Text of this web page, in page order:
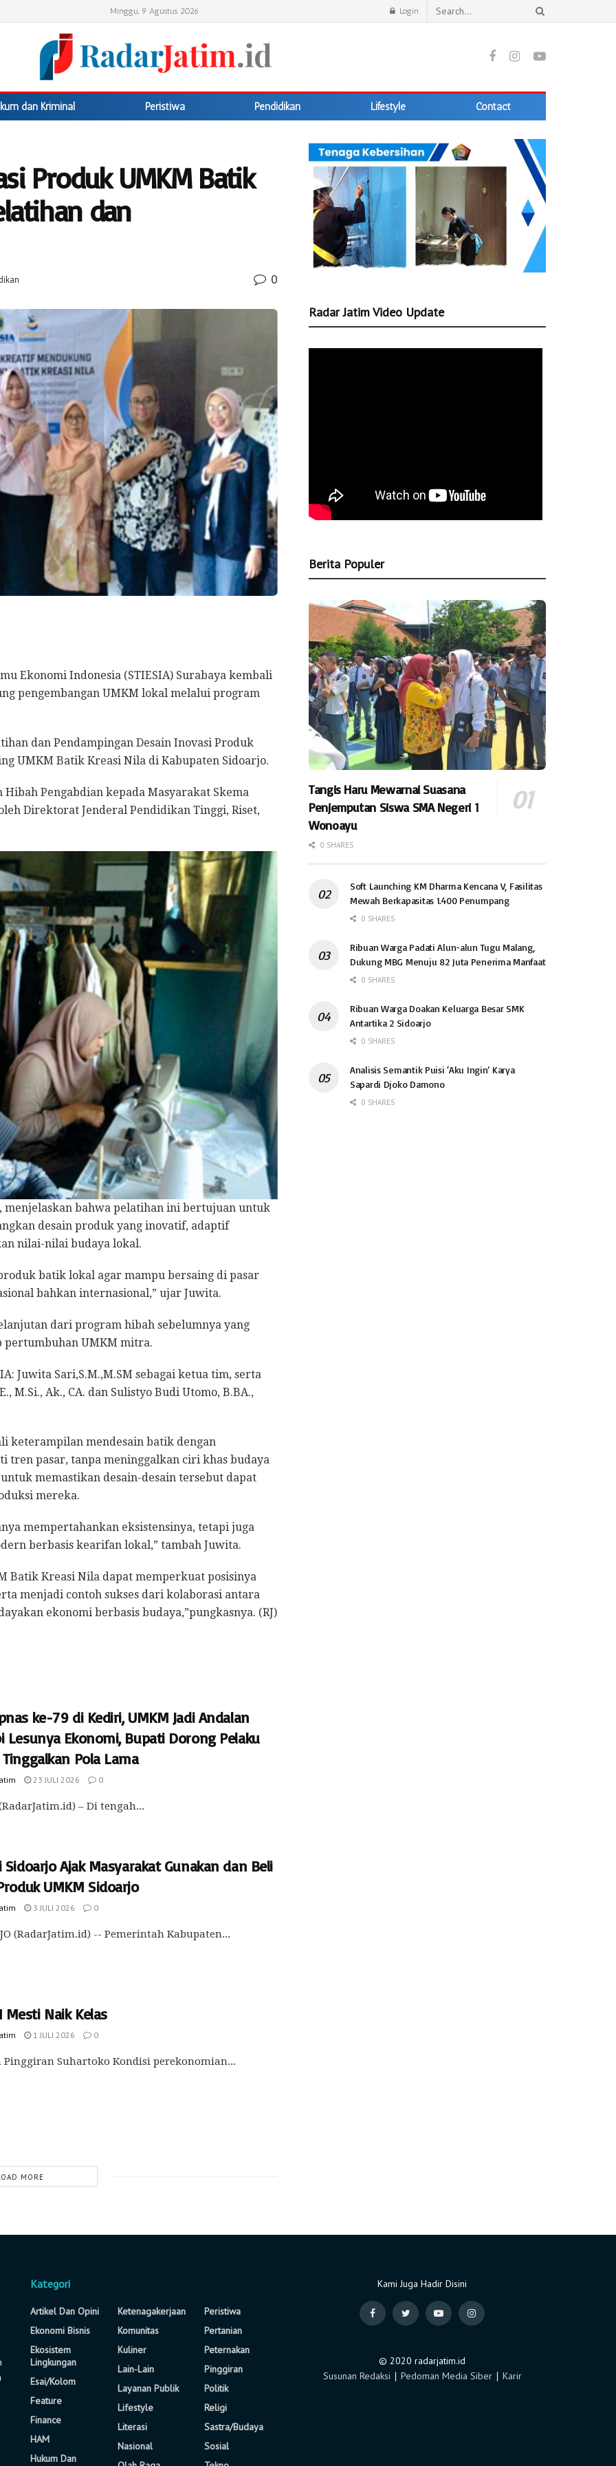
Minggu, 9 Agustus 2026 Login
dan Kriminal Peristiwa Pendidikan Lifestyle Contact
Produk UMKM Batik
dan
0
Ekonomi Indonesia (STIESIA) Surabaya kembali
pengembangan UMKM lokal melalui program
dan Pendampingan Desain Inovasi Produk
UMKM Batik Kreasi Nila di Kabupaten Sidoarjo.
Pengabdian kepada Masyarakat Skema
Direktorat Jenderal Pendidikan Tinggi, Riset,
menjelaskan bahwa pelatihan ini bertujuan untuk
desain produk yang inovatif, adaptif
nilai-nilai budaya lokal.
batik lokal agar mampu bersaing di pasar
bahkan internasional,” ujar Juwita.
dari program hibah sebelumnya yang
UMKM mitra.
Juwita Sari,S.M.,M.SM sebagai ketua tim, serta
M.Si., Ak., CA. dan Sulistyo Budi Utomo, B.BA.,
keterampilan mendesain batik dengan
tren pasar, tanpa meninggalkan ciri khas budaya
memastikan desain-desain tersebut dapat
mereka.
mempertahankan eksistensinya, tetapi juga
berbasis kearifan lokal,” tambah Juwita.
Batik Kreasi Nila dapat memperkuat posisinya
menjadi contoh sukses dari kolaborasi antara
ekonomi berbasis budaya,”pungkasnya. (RJ)
ke-79 di Kediri, UMKM Jadi Andalan
Lesunya Ekonomi, Bupati Dorong Pelaku
Tinggalkan Pola Lama
23 JULI 2026 0
– Di tengah...
Sidoarjo Ajak Masyarakat Gunakan dan Beli
UMKM Sidoarjo
3 JULI 2026 0
(RadarJatim.id) -- Pemerintah Kabupaten...
Mesti Naik Kelas
1 JULI 2026 0
Pinggiran Suhartoko Kondisi perekonomian...
MORE
Radar Jatim Video Update
Berita Populer
Tangis Haru Mewarnai Suasana
Penjemputan Siswa SMA Negeri 1
Wonoayu
0 SHARES
Soft Launching KM Dharma Kencana V, Fasilitas
Mewah Berkapasitas 1.400 Penumpang
0 SHARES
Ribuan Warga Padati Alun-alun Tugu Malang,
Dukung MBG Menuju 82 Juta Penerima Manfaat
0 SHARES
Ribuan Warga Doakan Keluarga Besar SMK
Antartika 2 Sidoarjo
0 SHARES
Analisis Semantik Puisi ‘Aku Ingin’ Karya
Sapardi Djoko Damono
0 SHARES
Kategori
Artikel Dan Opini
Ekonomi Bisnis
Ekosistem
Lingkungan
Esai/Kolom
Feature
Finance
HAM
Hukum Dan
Ketenagakerjaan
Komunitas
Kuliner
Lain-Lain
Layanan Publik
Lifestyle
Literasi
Nasional
Peristiwa
Pertanian
Peternakan
Pinggiran
Politik
Religi
Sastra/Budaya
Sosial
Kami Juga Hadir Disini
© 2020 radarjatim.id
Susunan Redaksi ∣ Pedoman Media Siber∣ Karir